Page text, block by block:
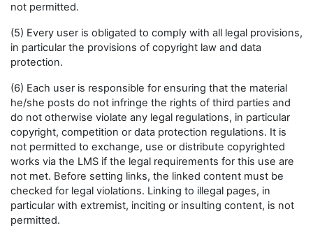
not permitted.
(5) Every user is obligated to comply with all legal provisions,
in particular the provisions of copyright law and data
protection.
(6) Each user is responsible for ensuring that the material
he/she posts do not infringe the rights of third parties and
do not otherwise violate any legal regulations, in particular
copyright, competition or data protection regulations. It is
not permitted to exchange, use or distribute copyrighted
works via the LMS if the legal requirements for this use are
not met. Before setting links, the linked content must be
checked for legal violations. Linking to illegal pages, in
particular with extremist, inciting or insulting content, is not
permitted.